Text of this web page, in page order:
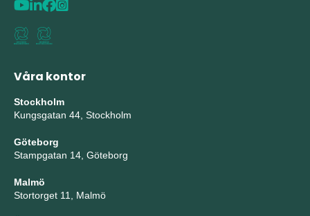
Våra kontor
Stockholm
Kungsgatan 44, Stockholm
Göteborg
Stampgatan 14, Göteborg
Malmö
Stortorget 11, Malmö